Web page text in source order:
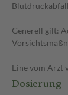
Generell gilt:
Eine vom Arzt
Dosierung